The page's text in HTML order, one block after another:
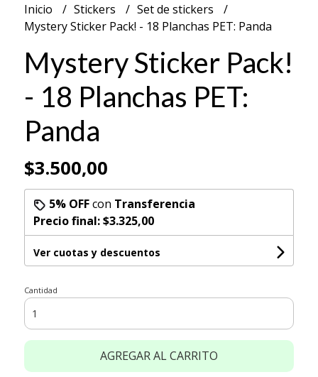
Inicio Stickers
Set de stickers
Mystery Sticker Pack! - 18 Planchas PET: Panda
Mystery Sticker Pack!
- 18 Planchas PET:
Panda
$3.500,00
5% OFFcon Transferencia
Precio final:$3.325,00
Ver cuotas y descuentos
Cantidad
AGREGAR AL CARRITO